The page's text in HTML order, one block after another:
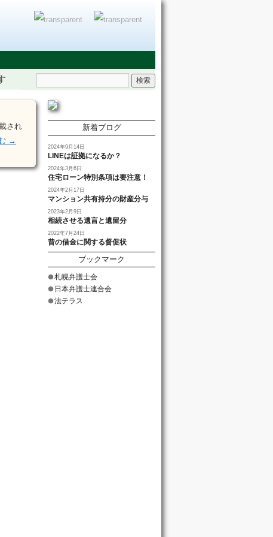
され
→
新着ブログ
LINEは証拠になるか？
2024年9月14日
住宅ローン特別条項は要注意！
2024年3月6日
マンション共有持分の財産分与
2024年2月17日
相続させる遺言と遺留分
2023年2月9日
昔の借金に関する督促状
2022年7月24日
ブックマーク
札幌弁護士会
日本弁護士連合会
法テラス